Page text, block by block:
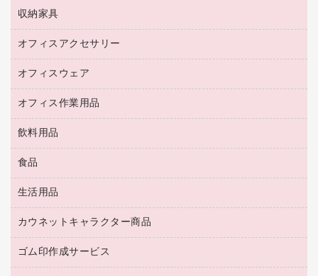
セキュリティ用品
ＵＳＢハブ／ＵＳＢアクセサリー
ＯＡフィルター
ＯＡクリーナー／エアダスター
ＨＤＤ／ＳＳＤ
ディスプレイモニター
スキャナー
コピー機
デスク
カウンター
ホワイトボード・黒板
収納家具
保管庫・書庫
ロッカー・下駄箱
その他収納
オフィスアクセサリー
オフィスアクセサリー
オフィスウェア
医療・介護・ワーキングウェア
ブラウス・シャツ
アウター
オフィス作業用品
養生用品
防災用品
防災用備蓄食品・飲料
台車・脚立
倉庫収納用品
作業用雑貨
飲料用品
緑茶飲料
茶葉・インスタント
紅茶・バラエティ飲料
レギュラーコーヒー
ミルク・シュガー
食品
食品
菓子
生活用品
浴室用品
台所用洗剤
掃除用品
カウネットキャラクター商品
カウネットキャラクター商品
ゴム印作成サービス